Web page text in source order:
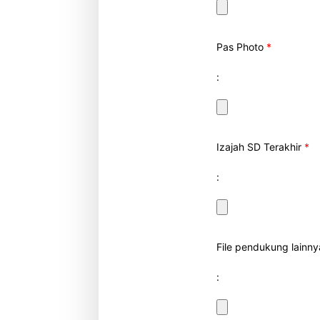
Pas Photo *
:
Izajah SD Terakhir *
:
File pendukung
: